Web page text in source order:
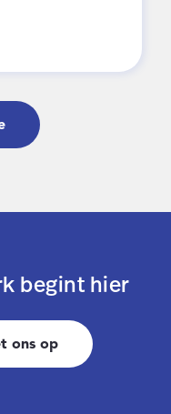
begint hier
ons op